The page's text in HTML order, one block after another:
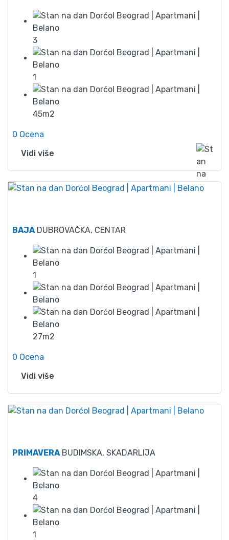
3
1
45m2
0 Ocena
Vidi više
BAJA DUBROVAČKA, CENTAR
1
27m2
0 Ocena
Vidi više
PRIMAVERA BUDIMSKA, SKADARLIJA
4
1